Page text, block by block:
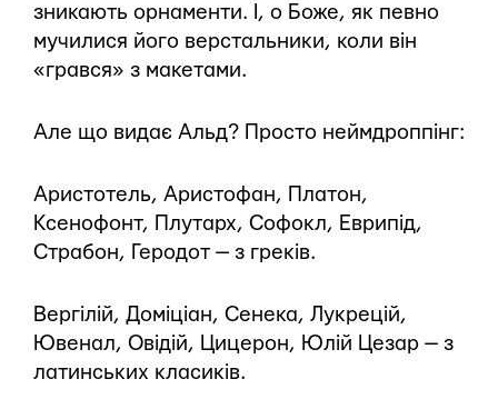
зникають орнаменти. І, о Боже, як певно
мучилися його верстальники, коли він
«грався» з макетами.
Але що видає Альд? Просто неймдроппінг:
Аристотель, Аристофан, Платон,
Ксенофонт, Плутарх, Софокл, Еврипід,
Страбон, Геродот — з греків.
Вергілій, Доміціан, Сенека, Лукрецій,
Ювенал, Овідій, Цицерон, Юлій Цезар — з
латинських класиків.